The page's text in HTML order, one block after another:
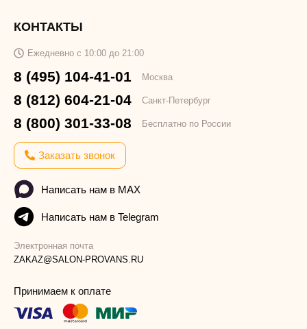
КОНТАКТЫ
Ежедневно с 10:00 до 21:00
8 (495) 104-41-01 Москва
8 (812) 604-21-04 Санкт-Петербург
8 (800) 301-33-08 Бесплатно по России
Заказать звонок
Написать нам в MAX
Написать нам в Telegram
Электронная почта
ZAKAZ@SALON-PROVANS.RU
Принимаем к оплате